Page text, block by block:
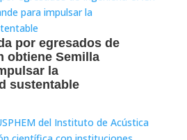
por egresados de
obtiene Semilla
la
sustentable